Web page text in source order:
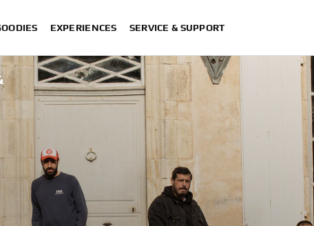
EXPERIENCES SERVICE & SUPPORT
XSR700 “Disruptive” designed by
“700GT” designed by
“XSR700 Red Tail” designed by Alex &
“RD350 Tribute” designed
XSR700 "Alan" by Lamb Engineering